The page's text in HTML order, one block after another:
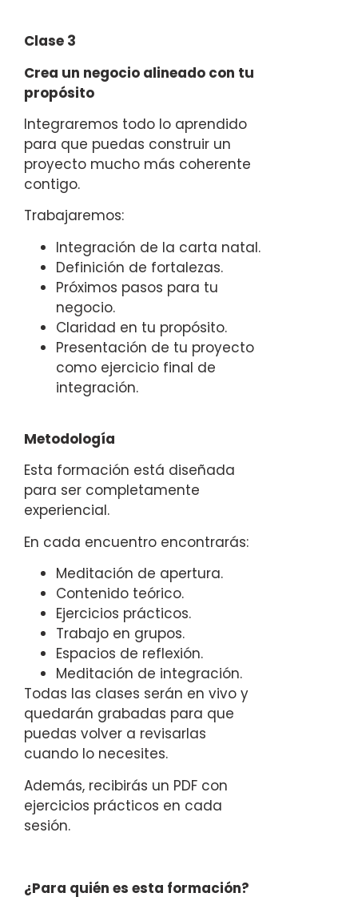
Clase 3
Crea un negocio alineado con tu
propósito
Integraremos todo lo aprendido
para que puedas construir un
proyecto mucho más coherente
contigo.
Trabajaremos:
Integración de la carta natal.
Definición de fortalezas.
Próximos pasos para tu
negocio.
Claridad en tu propósito.
Presentación de tu proyecto
como ejercicio final de
integración.
Metodología
Esta formación está diseñada
para ser completamente
experiencial.
En cada encuentro encontrarás:
Meditación de apertura.
Contenido teórico.
Ejercicios prácticos.
Trabajo en grupos.
Espacios de reflexión.
Meditación de integración.
Todas las clases serán en vivo y
quedarán grabadas para que
puedas volver a revisarlas
cuando lo necesites.
Además, recibirás un PDF con
ejercicios prácticos en cada
sesión.
¿Para quién es esta formación?